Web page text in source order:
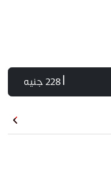
| 228 جنيه